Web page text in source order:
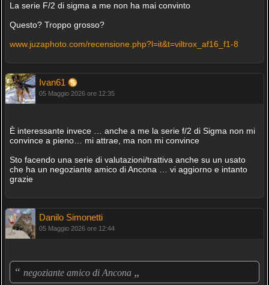
La serie F/2 di sigma a me non ha mai convinto
Questo? Troppo grosso?
www.juzaphoto.com/recensione.php?l=it&t=viltrox_af16_f1-8
Ivan61
05 Maggio 2026 ore 12:35
È interessante invece … anche a me la serie f/2 di Sigma non mi
convince a pieno… mi attrae, ma non mi convince
Sto facendo una serie di valutazioni/trattiva anche su un usato
che ha un negoziante amico di Ancona … vi aggiorno e intanto
grazie
Danilo Simonetti
05 Maggio 2026 ore 12:44
“ negoziante amico di Ancona „